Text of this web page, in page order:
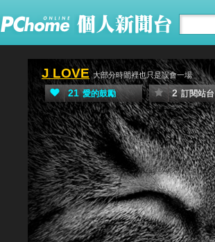
J LOVE 大部分時間裡也只是誤會一場
21 愛的鼓勵 2 訂閱站台